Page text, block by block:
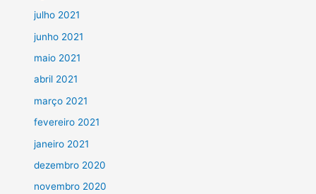
julho 2021
junho 2021
maio 2021
abril 2021
março 2021
fevereiro 2021
janeiro 2021
dezembro 2020
novembro 2020